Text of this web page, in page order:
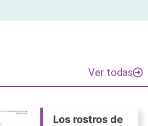
Ver todas
Los rostros de